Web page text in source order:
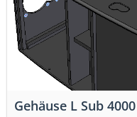
Gehäuse L Sub 4000